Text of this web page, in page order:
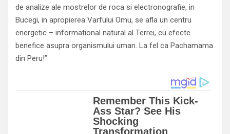
de analize ale mostrelor de roca si electronografie, in
Bucegi, in apropierea Varfului Omu, se afla un centru
energetic – informational natural al Terrei, cu efecte
benefice asupra organismului uman. La fel ca Pachamama
din Peru!”